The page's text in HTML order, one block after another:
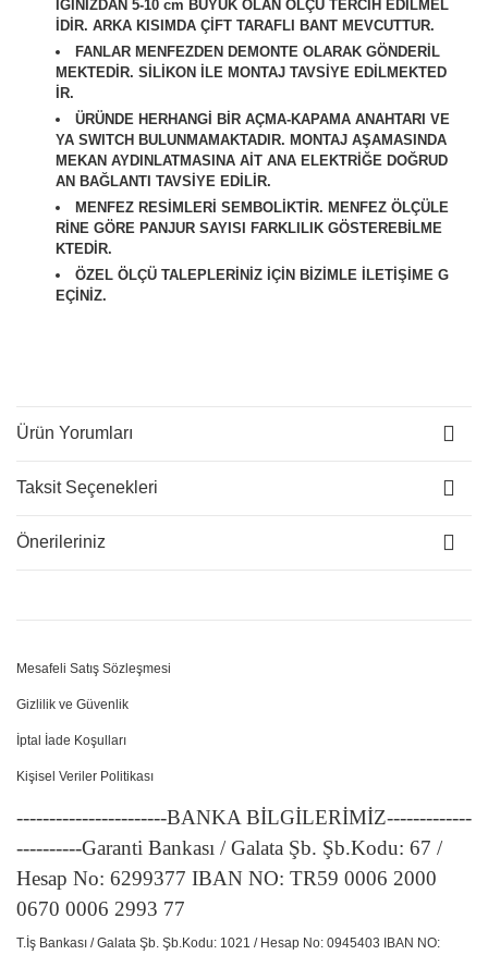
IĞINIZDAN 5-10 cm BÜYÜK OLAN ÖLÇÜ TERCİH EDİLMEL
İDİR. ARKA KISIMDA ÇİFT TARAFLI BANT MEVCUTTUR.
FANLAR MENFEZDEN DEMONTE OLARAK GÖNDERİL
MEKTEDİR. SİLİKON İLE MONTAJ TAVSİYE EDİLMEKTED
İR.
ÜRÜNDE HERHANGİ BİR AÇMA-KAPAMA ANAHTARI VE
YA SWITCH BULUNMAMAKTADIR. MONTAJ AŞAMASINDA
MEKAN AYDINLATMASINA AİT ANA ELEKTRİĞE DOĞRUD
AN BAĞLANTI TAVSİYE EDİLİR.
M ENFEZ RESİMLERİ SEMBOLİKTİR. MENFEZ ÖLÇÜLE
RİNE GÖRE PANJUR SAYISI FARKLILIK GÖSTEREBİLME
KTEDİR.
ÖZEL ÖLÇÜ TALEPLERİNİZ İÇİN BİZİMLE İLETİŞİME G
EÇİNİZ.
Ürün Yorumları
Taksit Seçenekleri
Önerileriniz
Mesafeli Satış Sözleşmesi
Gizlilik ve Güvenlik
İptal İade Koşulları
Kişisel Veriler Politikası
-----------------------BANKA BİLGİLERİMİZ-------------
----------Garanti Bankası / Galata Şb. Şb.Kodu: 67 /
Hesap No: 6299377 IBAN NO: TR59 0006 2000
0670 0006 2993 77
T.İş Bankası / Galata Şb. Şb.Kodu: 1021 / Hesap No: 0945403 IBAN NO: